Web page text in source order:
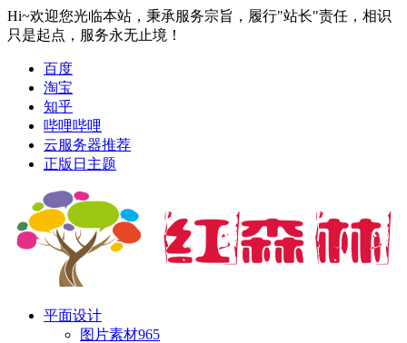
Hi~欢迎您光临本站，秉承服务宗旨，履行"站长"责任，相识
只是起点，服务永无止境！
百度
淘宝
知乎
哔哩哔哩
云服务器推荐
正版日主题
平面设计
图片素材965